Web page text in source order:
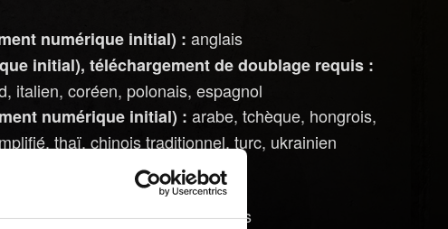
numérique initial) : anglais
initial), téléchargement de doublage requis :
italien, coréen, polonais, espagnol
numérique initial) : arabe, tchèque, hongrois,
thaï, chinois traditionnel, turc, ukrainien
numérique initial) :japonais